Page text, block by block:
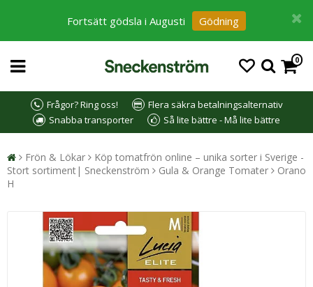
Fortsätt gödsla i Augusti Gödning
0
Frågor? Ring oss!
Flera säkra betalningsalternativ
Snabba transporter
Så lite bättre - Må lite bättre
Frön & Lökar
Köp tomatfrön online – unika sorter i Sverige -
Stort sortiment| Sneckenström
Gula & Orange Tomater
Orano
H